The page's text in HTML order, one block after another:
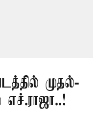
முதல்-
எச்.ராஜா..!